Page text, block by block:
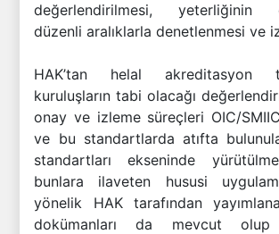
değerlendirilmesi, yeterliğinin
düzenli aralıklarla denetlenmesi ve
HAK’tan helal akreditasyon
kuruluşların tabi olacağı
onay ve izleme süreçleri OIC/
ve bu standartlarda atıfta
standartları ekseninde
bunlara ilaveten hususi
yönelik HAK tarafından
dokümanları da mevcut olup